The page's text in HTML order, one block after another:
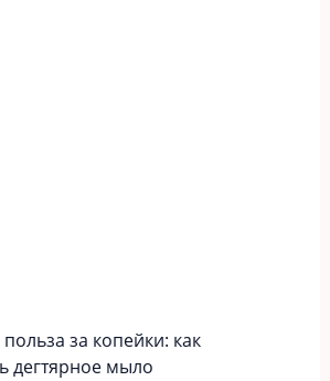
за копейки: как
дегтярное мыло